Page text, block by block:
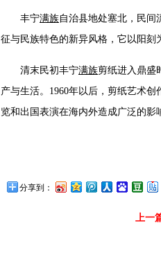
丰宁满族自治县地处塞北，民间
征与民族特色的新异风格，它以阳刻
清末民初丰宁满族剪纸进入鼎盛
产与生活。1960年以后，剪纸艺术
览和出国表演在海内外造成广泛的影
分享到：
上一